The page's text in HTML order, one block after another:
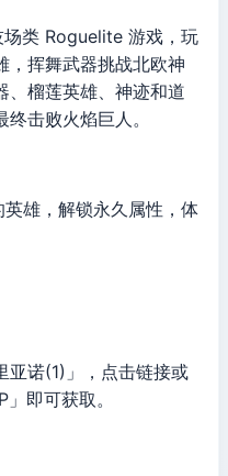
场类 Roguelite 游戏，玩
，挥舞武器挑战北欧神
、榴莲英雄、神迹和道
击败火焰巨人。
雄，解锁永久属性，体
亚诺(1)」，点击链接或
即可获取。